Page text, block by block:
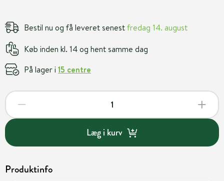
Bestil nu og få leveret senestfredag 14. august
Køb inden kl. 14 og hent samme dag
På lager i 15 centre
Læg i kurv
Produktinfo